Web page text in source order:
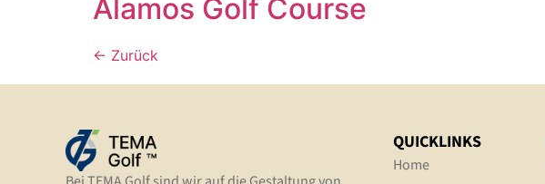
Alamos Golf Course
← Zurück
QUICKLINKS
Home